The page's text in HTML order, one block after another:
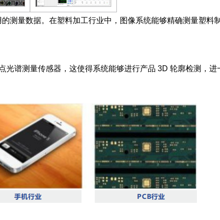
测量数据。在塑料加工行业中，图像系统能够精确测量塑料
谱测量传感器，这使得系统能够进行产品 3D 轮廓检测，进